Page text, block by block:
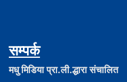
सम्पर्क
मधु मिडिया प्रा.ली.द्धारा संचालित